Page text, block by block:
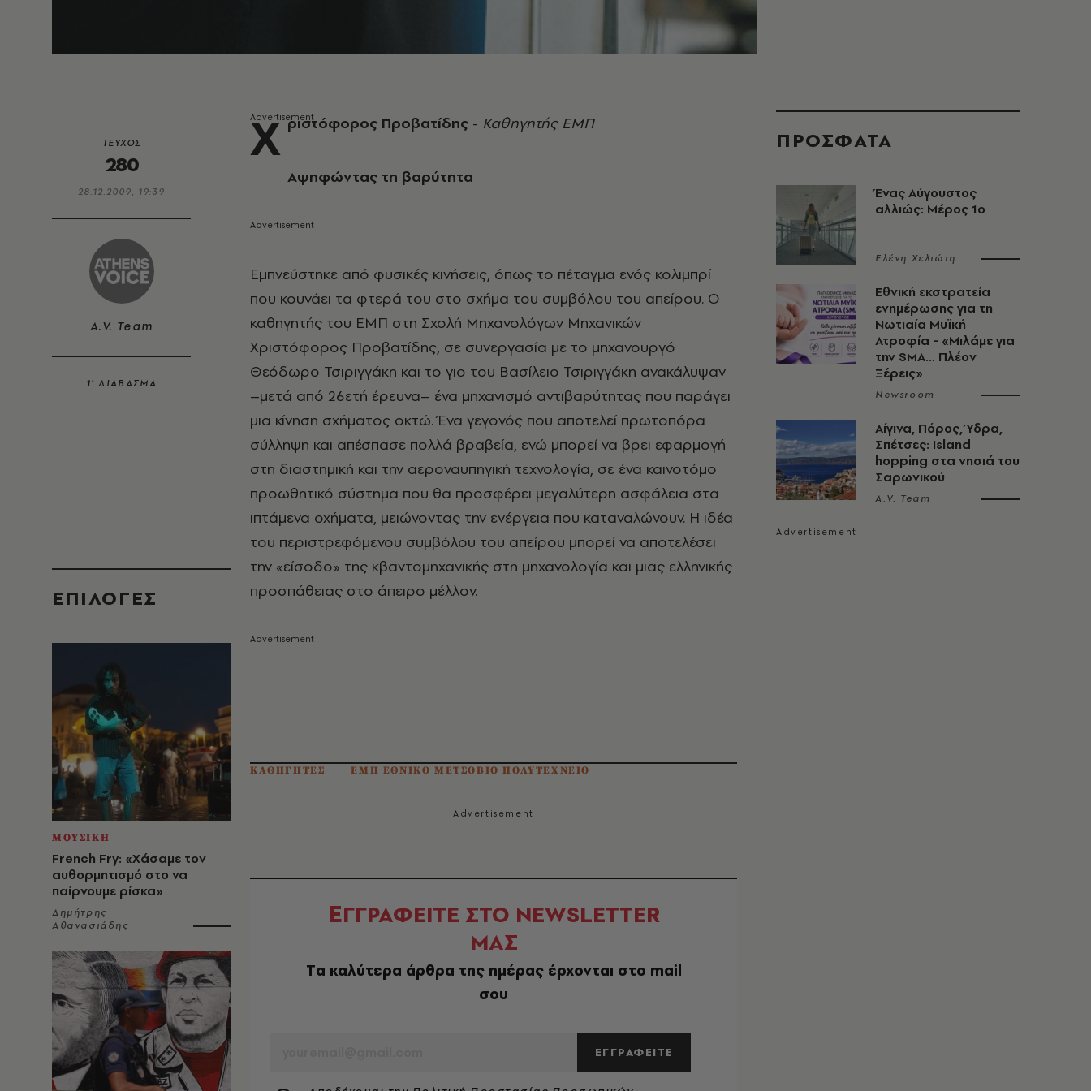
ΤΕΥΧΟΣ
280
28.12.2009, 19:39
A.V. Team
1’ ΔΙΑΒΑΣΜΑ
EΠΙΛΟΓΈΣ
ΜΟΥΣΙΚΗ
French Fry: «Χάσαμε τον
αυθορμητισμό στο να
παίρνουμε ρίσκα»
Δημήτρης
Αθανασιάδης
Χ ριστόφορος Προβατίδης - Καθηγητής ΕΜΠ
Αψηφώντας τη βαρύτητα
Εμπνεύστηκε από φυσικές κινήσεις, όπως το πέταγμα ενός κολιμπρί
που κουνάει τα φτερά του στο σχήμα του συμβόλου του απείρου. Ο
καθηγητής του ΕΜΠ στη Σχολή Μηχανολόγων Μηχανικών
Χριστόφορος Προβατίδης, σε συνεργασία με το μηχανουργό
Θεόδωρο Τσιριγγάκη και το γιο του Βασίλειο Τσιριγγάκη ανακάλυψαν
–μετά από 26ετή έρευνα– ένα μηχανισμό αντιβαρύτητας που παράγει
μια κίνηση σχήματος οκτώ. Ένα γεγονός που αποτελεί πρωτοπόρα
σύλληψη και απέσπασε πολλά βραβεία, ενώ μπορεί να βρει εφαρμογή
στη διαστημική και την αεροναυπηγική τεχνολογία, σε ένα καινοτόμο
προωθητικό σύστημα που θα προσφέρει μεγαλύτερη ασφάλεια στα
ιπτάμενα οχήματα, μειώνοντας την ενέργεια που καταναλώνουν. Η ιδέα
του περιστρεφόμενου συμβόλου του απείρου μπορεί να αποτελέσει
την «είσοδο» της κβαντομηχανικής στη μηχανολογία και μιας ελληνικής
προσπάθειας στο άπειρο μέλλον.
ΚΑΘΗΓΗΤΕΣ ΕΜΠ ΕΘΝΙΚΟ ΜΕΤΣΟΒΙΟ ΠΟΛΥΤΕΧΝΕΙΟ
ΕΓΓΡΑΦΕΙΤΕ ΣΤΟ NEWSLETTER
ΜΑΣ
Tα καλύτερα άρθρα της ημέρας έρχονται στο mail
σου
ΕΓΓΡΑΦΕΙΤΕ
ΠΡΟΣΦΑΤΑ
Ένας Αύγουστος
αλλιώς: Μέρος 1ο
Ελένη Χελιώτη
Εθνική εκστρατεία
ενημέρωσης για τη
Νωτιαία Μυϊκή
Ατροφία - «Μιλάμε για
την SMA… Πλέον
Ξέρεις»
Newsroom
Αίγινα, Πόρος, Ύδρα,
Σπέτσες: Island
hopping στα νησιά του
Σαρωνικού
A.V. Team